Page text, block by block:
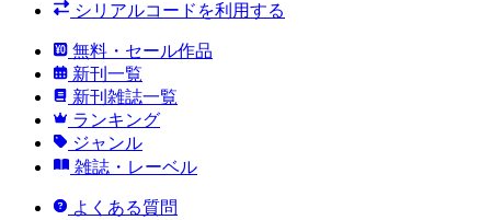
シリアルコードを利用する
無料・セール作品
新刊一覧
新刊雑誌一覧
ランキング
ジャンル
雑誌・レーベル
よくある質問